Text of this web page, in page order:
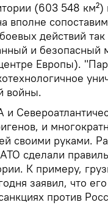
(603 548
вполне
действий
и безопасный
Европы).
войны.
и
своими руками.
сделали
К примеру,
заявил, что
против